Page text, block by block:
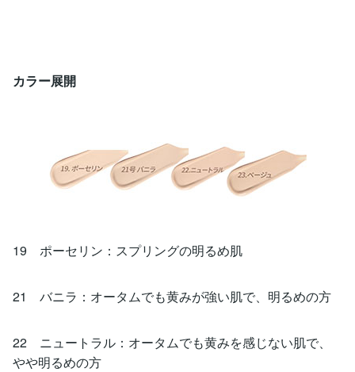
カラー展開
19 ポーセリン：スプリングの明るめ肌
21 バニラ：オータムでも黄みが強い肌で、明るめの方
22 ニュートラル：オータムでも黄みを感じない肌で、
やや明るめの方